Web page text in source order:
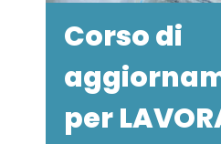
Corso di
per